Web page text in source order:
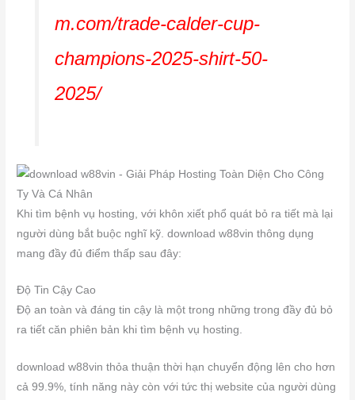
m.com/trade-calder-cup-
champions-2025-shirt-50-
2025/
Khi tìm bệnh vụ hosting, với khôn xiết phổ quát bỏ ra tiết mà lại
người dùng bắt buộc nghĩ kỹ. download w88vin thông dụng
mang đầy đủ điểm thấp sau đây:
Độ Tin Cậy Cao
Độ an toàn và đáng tin cậy là một trong những trong đầy đủ bỏ
ra tiết căn phiên bản khi tìm bệnh vụ hosting.
download w88vin thỏa thuận thời hạn chuyển động lên cho hơn
cả 99.9%, tính năng này còn với tức thị website của người dùng